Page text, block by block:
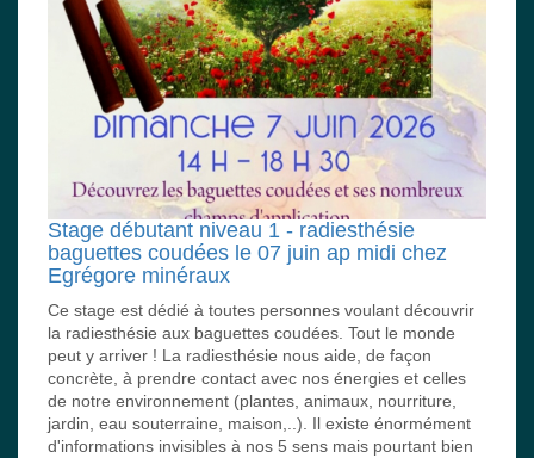
Stage débutant niveau 1 - radiesthésie
baguettes coudées le 07 juin ap midi chez
Egrégore minéraux
Ce stage est dédié à toutes personnes voulant découvrir
la radiesthésie aux baguettes coudées. Tout le monde
peut y arriver ! La radiesthésie nous aide, de façon
concrète, à prendre contact avec nos énergies et celles
de notre environnement (plantes, animaux, nourriture,
jardin, eau souterraine, maison,..). Il existe énormément
d'informations invisibles à nos 5 sens mais pourtant bien